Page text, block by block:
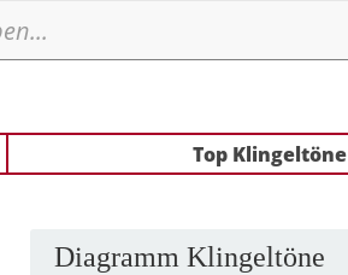
Top Klingeltöne
Diagramm Klingeltöne